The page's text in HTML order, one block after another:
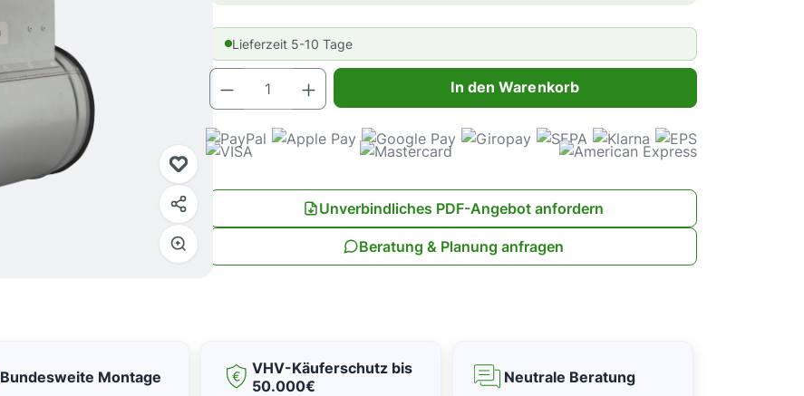
Lieferzeit 5-10 Tage
Produkt Anzahl: Gib den gewünschten Wert ein oder benutze die Schaltflächen
In den Warenkorb
Unverbindliches PDF-Angebot anfordern
Beratung & Planung anfragen
Bundesweite Montage
VHV-Käuferschutz bis
50.000€
Neutrale Beratung